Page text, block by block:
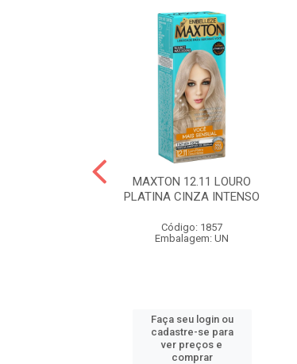
MAXTON 12.11 LOURO
PLATINA CINZA INTENSO
Código: 1857
Embalagem: UN
Faça seu login ou
cadastre-se para
ver preços e
comprar